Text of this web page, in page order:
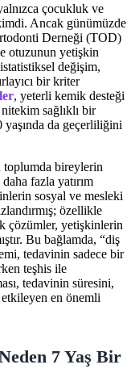
çocukluk ve
Ancak günümüzde
Derneği (TOD)
otuzunun yetişkin
değişim,
bir kriter
, yeterli kemik desteği
sağlıklı bir
yaşında da geçerliliğini
toplumda bireylerin
fazla yatırım
sosyal ve mesleki
özellikle
çözümler, yetişkinlerin
Bu bağlamda, “diş
tedavinin sadece bir
teşhis ile
tedavinin süresini,
etkileyen en önemli
7 Yaş Bir